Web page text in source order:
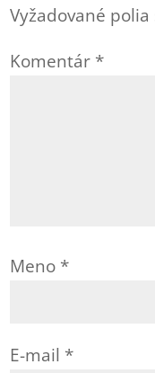
Vyžadované
Komentár *
Meno *
E-mail *